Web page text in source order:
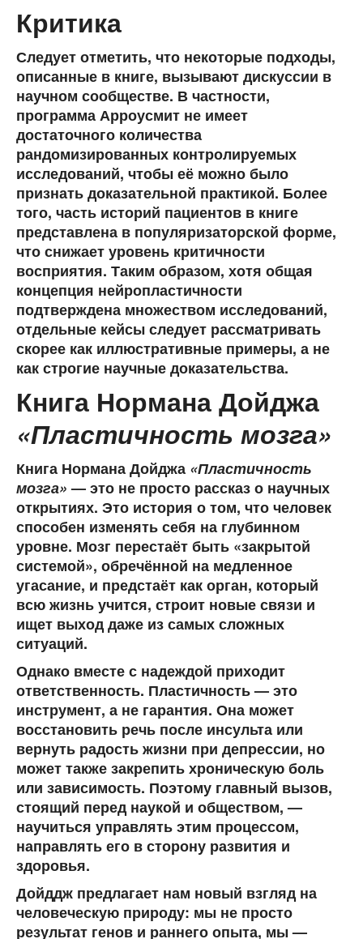
Критика
Следует отметить, что некоторые подходы,
описанные в книге, вызывают дискуссии в
научном сообществе. В частности,
программа Арроусмит не имеет
достаточного количества
рандомизированных контролируемых
исследований, чтобы её можно было
признать доказательной практикой. Более
того, часть историй пациентов в книге
представлена в популяризаторской форме,
что снижает уровень критичности
восприятия. Таким образом, хотя общая
концепция нейропластичности
подтверждена множеством исследований,
отдельные кейсы следует рассматривать
скорее как иллюстративные примеры, а не
как строгие научные доказательства.
Книга Нормана Дойджа
«Пластичность мозга»
Книга Нормана Дойджа «Пластичность
мозга»— это не просто рассказ о научных
открытиях. Это история о том, что человек
способен изменять себя на глубинном
уровне. Мозг перестаёт быть «закрытой
системой», обречённой на медленное
угасание, и предстаёт как орган, который
всю жизнь учится, строит новые связи и
ищет выход даже из самых сложных
ситуаций.
Однако вместе с надеждой приходит
ответственность. Пластичность — это
инструмент, а не гарантия. Она может
восстановить речь после инсульта или
вернуть радость жизни при депрессии, но
может также закрепить хроническую боль
или зависимость. Поэтому главный вызов,
стоящий перед наукой и обществом, —
научиться управлять этим процессом,
направлять его в сторону развития и
здоровья.
Дойддж предлагает нам новый взгляд на
человеческую природу: мы не просто
результат генов и раннего опыта, мы —